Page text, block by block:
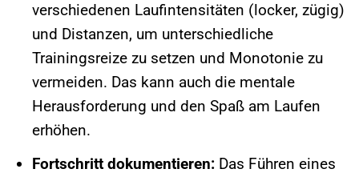
verschiedenen Laufintensitäten (locker, zügig)
und Distanzen, um unterschiedliche
Trainingsreize zu setzen und Monotonie zu
vermeiden. Das kann auch die mentale
Herausforderung und den Spaß am Laufen
erhöhen.
Fortschritt dokumentieren:Das Führen eines